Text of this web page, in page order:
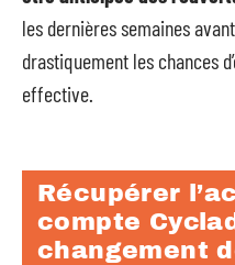
les dernières semaines
drastiquement les chances
effective.
Récupérer
compte
changement